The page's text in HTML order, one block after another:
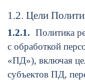
1.2. Цели
1.2.1. Политика
с обработкой
«ПД»), включая
субъектов ПД,